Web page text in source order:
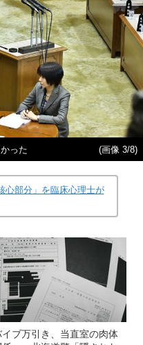
った (画像 3/8)
心部分」を臨床心理士が
イブ万引き、当直室の肉体